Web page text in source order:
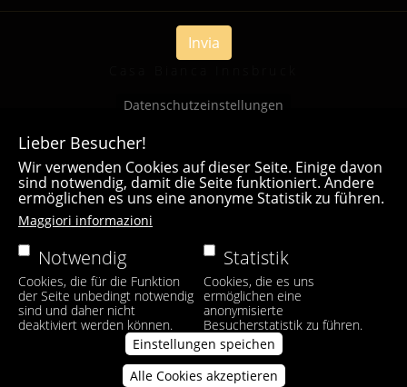
Invia
Datenschutzeinstellungen
Lieber Besucher!
Wir verwenden Cookies auf dieser Seite. Einige davon
sind notwendig, damit die Seite funktioniert. Andere
ermöglichen es uns eine anonyme Statistik zu führen.
Maggiori informazioni
Notwendig
Cookies, die für die Funktion
der Seite unbedingt notwendig
sind und daher nicht
deaktiviert werden können.
Statistik
Cookies, die es uns
ermöglichen eine
anonymisierte
Besucherstatistik zu führen.
Einstellungen speichen
Alle Cookies akzeptieren